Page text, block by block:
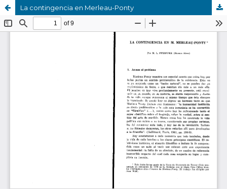
La contingencia en Merleau-Ponty